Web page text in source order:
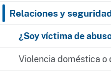
Relaciones y
¿Soy víctima de
Violencia doméstica o